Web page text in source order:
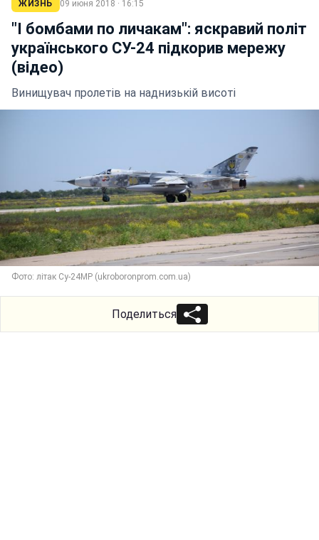
ЖИЗНЬ 09 июня 2018 · 16:15
"І бомбами по личакам": яскравий політ
українського СУ-24 підкорив мережу
(відео)
Винищувач пролетів на наднизькій висоті
Фото: літак Су-24МР (ukroboronprom.com.ua)
Поделиться